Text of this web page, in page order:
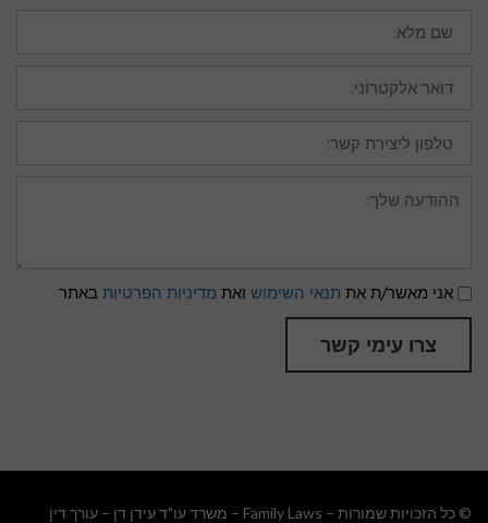
מלא:
אלקטרוני:
ליצירת
שלך:
תנאי
שימוש
ומדיניות
פרטיות
אני מאשר/ת את תנאי השימוש ואת מדיניות הפרטיות באתר
צרו עימי קשר
© כל הזכויות שמורות – Family Laws – משרד עו"ד עידן דן –
עורך דין